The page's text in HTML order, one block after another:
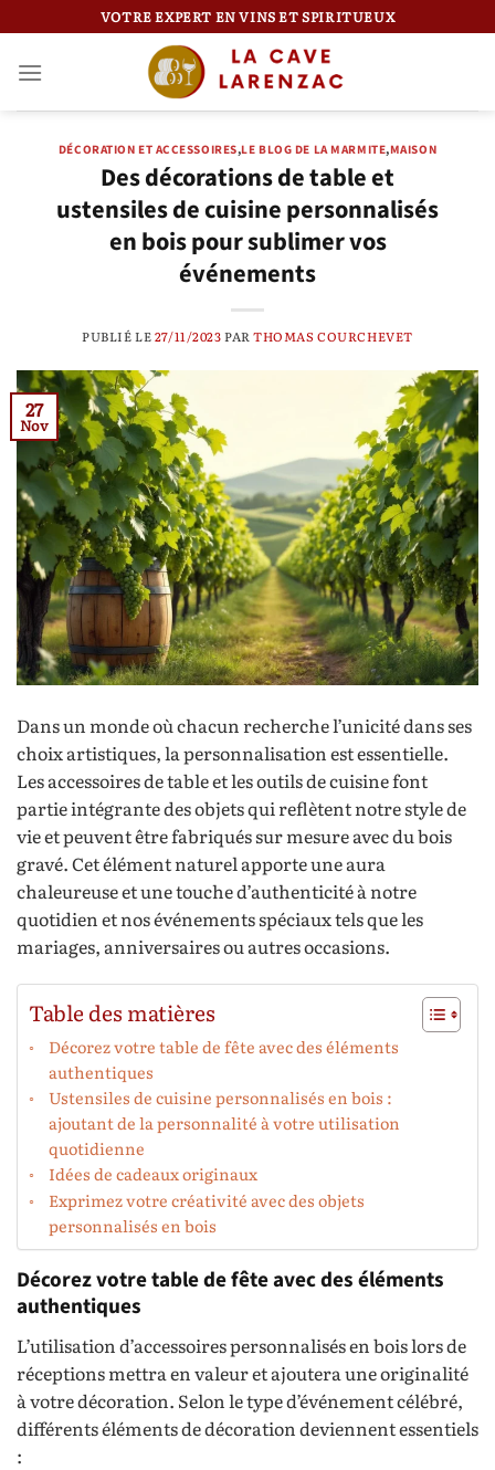
au
contenu
VOTRE EXPERT EN VINS ET SPIRITUEUX
DÉCORATION ET ACCESSOIRES,LE BLOG DE LA MARMITE,MAISON
Des décorations de table et
ustensiles de cuisine personnalisés
en bois pour sublimer vos
événements
PUBLIÉ LE27/11/2023PARTHOMAS COURCHEVET
27
Nov
Dans un monde où chacun recherche l’unicité dans ses
choix artistiques, la personnalisation est essentielle.
Les accessoires de table et les outils de cuisine font
partie intégrante des objets qui reflètent notre style de
vie et peuvent être fabriqués sur mesure avec du bois
gravé. Cet élément naturel apporte une aura
chaleureuse et une touche d’authenticité à notre
quotidien et nos événements spéciaux tels que les
mariages, anniversaires ou autres occasions.
Table des matières
Décorez votre table de fête avec des éléments
authentiques
Ustensiles de cuisine personnalisés en bois :
ajoutant de la personnalité à votre utilisation
quotidienne
Idées de cadeaux originaux
Exprimez votre créativité avec des objets
personnalisés en bois
Décorez votre table de fête avec des éléments
authentiques
L’utilisation d’accessoires personnalisés en bois lors de
réceptions mettra en valeur et ajoutera une originalité
à votre décoration. Selon le type d’événement célébré,
différents éléments de décoration deviennent essentiels
: